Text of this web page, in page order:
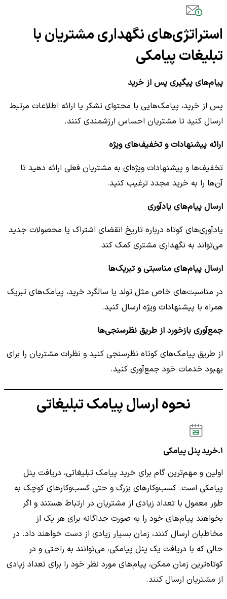
استراتژی‌های نگهداری مشتریان با
تبلیغات پیامکی
پیام‌های پیگیری پس از خرید
پس از خرید، پیامک‌هایی با محتوای تشکر یا ارائه اطلاعات مرتبط
ارسال کنید تا مشتریان احساس ارزشمندی کنند.
ارائه پیشنهادات و تخفیف‌های ویژه
تخفیف‌ها و پیشنهادات ویژه‌ای به مشتریان فعلی ارائه دهید تا
آن‌ها را به خرید مجدد ترغیب کنید.
ارسال پیام‌های یادآوری
یادآوری‌های کوتاه درباره تاریخ انقضای اشتراک یا محصولات جدید
می‌تواند به نگهداری مشتری کمک کند.
ارسال پیام‌های مناسبتی و تبریک‌ها
در مناسبت‌های خاص مثل تولد یا سالگرد خرید، پیامک‌های تبریک
همراه با پیشنهادات ویژه ارسال کنید.
جمع‌آوری بازخورد از طریق نظرسنجی‌ها
از طریق پیامک‌های کوتاه نظرسنجی کنید و نظرات مشتریان را برای
بهبود خدمات خود جمع‌آوری کنید.
نحوه ارسال پیامک تبلیغاتی
۱.خرید پنل پیامکی
اولین و مهم‌ترین گام برای خرید پیامک تبلیغاتی، دریافت پنل
پیامکی است. کسب‌وکارهای بزرگ و حتی کسب‌وکارهای کوچک به
طور معمول با تعداد زیادی از مشتریان در ارتباط هستند و اگر
بخواهند پیام‌های خود را به صورت جداگانه برای هر یک از
مخاطبان ارسال کنند، زمان بسیار زیادی از دست خواهند داد. در
حالی که با دریافت یک پنل پیامکی، می‌توانند به راحتی و در
کوتاه‌ترین زمان ممکن، پیام‌های مورد نظر خود را برای تعداد زیادی
از مشتریان ارسال کنند.